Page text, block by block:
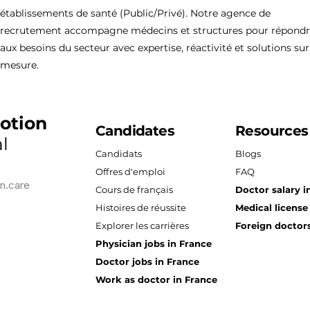
établissements de santé (Public/Privé). Notre agence de
recrutement accompagne médecins et structures pour
aux besoins du secteur avec expertise, réactivité et solutions sur
mesure.
Candidates
Candidats
Offres d'emploi
Cours de français
Histoires de réussite
Explorer les carrières
Physician jobs in France
Doctor jobs in France
Work as doctor in France
Resources
Blogs
FAQ
Doctor salary
Medical
Foreign